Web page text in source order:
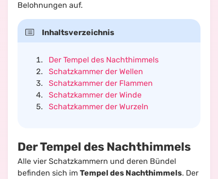
Belohnungen auf.
Inhaltsverzeichnis
Der Tempel des Nachthimmels
Schatzkammer der Wellen
Schatzkammer der Flammen
Schatzkammer der Winde
Schatzkammer der Wurzeln
Der Tempel des Nachthimmels
Alle vier Schatzkammern und deren Bündel
befinden sich im Tempel des Nachthimmels. Der